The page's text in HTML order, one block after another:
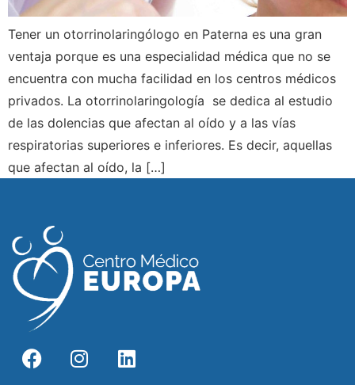
Tener un otorrinolaringólogo en Paterna es una gran
ventaja porque es una especialidad médica que no se
encuentra con mucha facilidad en los centros médicos
privados. La otorrinolaringología se dedica al estudio
de las dolencias que afectan al oído y a las vías
respiratorias superiores e inferiores. Es decir, aquellas
que afectan al oído, la […]